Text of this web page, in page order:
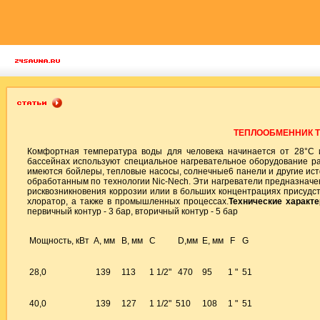
ТЕПЛООБМЕННИК
Комфортная температура воды для человека начинается от
бассейнах используют специальное нагревательное оборудование
имеются бойлеры, тепловые насосы, солнечные6 панели и другие
обработанным по технологии Nic-Nech. Эти нагреватели
рисквозникновения коррозии илии в больших концентрациях
хлоратор, а также в промышленных процессах.Технические
первичный контур - 3 бар, вторичный контур - 5 бар
Мощность, кВт А, мм В, мм С D,мм Е, мм F G
28,0 139 113 1 1/2" 470 95 1 " 51
40,0 139 127 1 1/2" 510 108 1 " 51